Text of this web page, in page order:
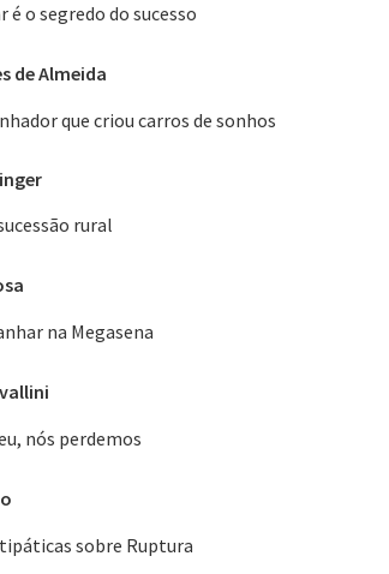
é o segredo do sucesso
de Almeida
que criou carros de sonhos
rural
na Megasena
nós perdemos
sobre Ruptura